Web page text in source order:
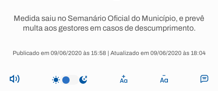
Medida saiu no Semanário Oficial do Município, e prevê
multa aos gestores em casos de descumprimento.
Publicado em 09/06/2020 às 15:58 | Atualizado em 09/06/2020 às 18:04